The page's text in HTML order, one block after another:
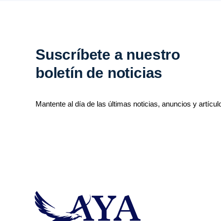
Suscríbete a nuestro
boletín de noticias
Mantente al día de las últimas noticias, anuncios y